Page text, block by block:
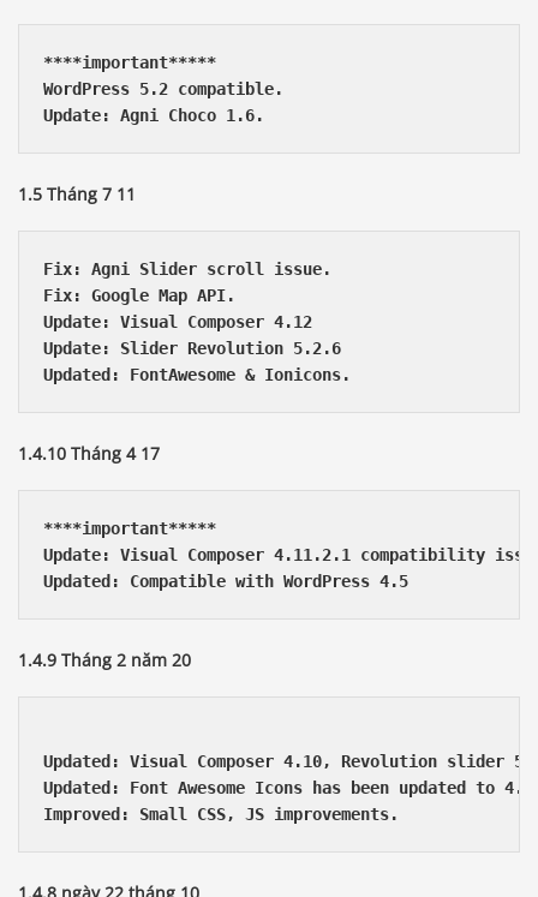
****important*****
WordPress 5.2 compatible.
1.5 Tháng 7 11
Fix: Agni Slider scroll issue.
Fix: Google Map API.
Update: Visual Composer 4.12
Update: Slider Revolution 5.2.6
1.4.10 Tháng 4 17
****important*****
Update: Visual Composer 4.11.2.1 compatibility
1.4.9 Tháng 2 năm 20
Updated: Visual Composer 4.10, Revolution slider
Updated: Font Awesome Icons has been updated to